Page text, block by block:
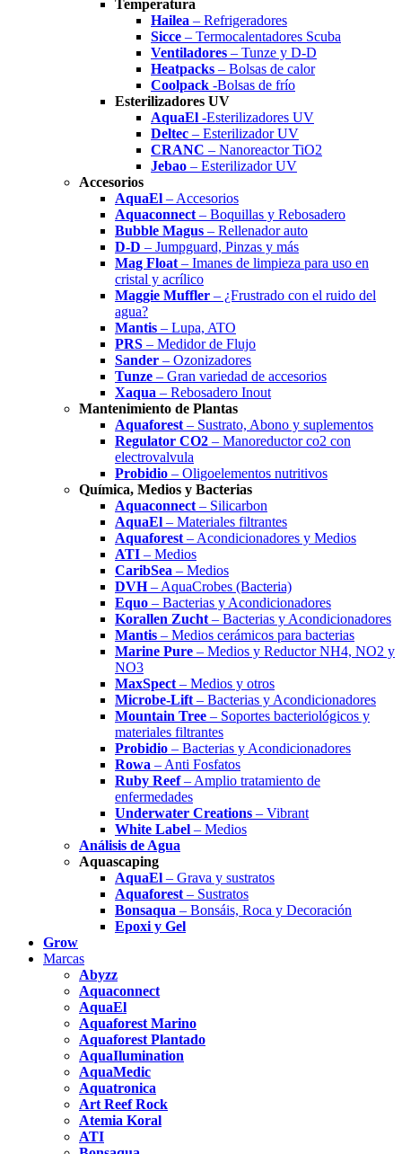
Temperatura
Hailea – Refrigeradores
Sicce – Termocalentadores Scuba
Ventiladores – Tunze y D-D
Heatpacks – Bolsas de calor
Coolpack -Bolsas de frío
Esterilizadores UV
AquaEl -Esterilizadores UV
Deltec – Esterilizador UV
CRANC – Nanoreactor TiO2
Jebao – Esterilizador UV
Accesorios
AquaEl – Accesorios
Aquaconnect – Boquillas y Rebosadero
Bubble Magus – Rellenador auto
D-D – Jumpguard, Pinzas y más
Mag Float – Imanes de limpieza para uso en
cristal y acrílico
Maggie Muffler – ¿Frustrado con el ruido del
agua?
Mantis – Lupa, ATO
PRS – Medidor de Flujo
Sander – Ozonizadores
Tunze – Gran variedad de accesorios
Xaqua – Rebosadero Inout
Mantenimiento de Plantas
Aquaforest – Sustrato, Abono y suplementos
Regulator CO2 – Manoreductor co2 con
electrovalvula
Probidio – Oligoelementos nutritivos
Química, Medios y Bacterias
Aquaconnect – Silicarbon
AquaEl – Materiales filtrantes
Aquaforest – Acondicionadores y Medios
ATI – Medios
CaribSea – Medios
DVH– AquaCrobes (Bacteria)
Equo – Bacterias y Acondicionadores
Korallen Zucht – Bacterias y Acondicionadores
Mantis – Medios cerámicos para bacterias
Marine Pure – Medios y Reductor NH4, NO2 y
NO3
MaxSpect – Medios y otros
Microbe-Lift – Bacterias y Acondicionadores
Mountain Tree – Soportes bacteriológicos y
materiales filtrantes
Probidio – Bacterias y Acondicionadores
Rowa – Anti Fosfatos
Ruby Reef– Amplio tratamiento de
enfermedades
Underwater Creations – Vibrant
White Label – Medios
Análisis de Agua
Aquascaping
AquaEl – Grava y sustratos
Aquaforest – Sustratos
Bonsaqua – Bonsáis, Roca y Decoración
Epoxi y Gel
Grow
Marcas
Abyzz
Aquaconnect
AquaEl
Aquaforest Marino
Aquaforest Plantado
AquaIlumination
AquaMedic
Aquatronica
Art Reef Rock
Atemia Koral
ATI